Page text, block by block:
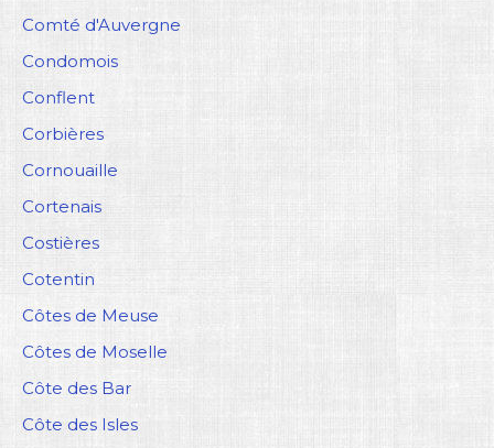
Comté d'Auvergne
Condomois
Conflent
Corbières
Cornouaille
Cortenais
Costières
Cotentin
Côtes de Meuse
Côtes de Moselle
Côte des Bar
Côte des Isles